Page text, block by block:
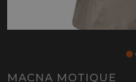
MACNA MOTIQUE